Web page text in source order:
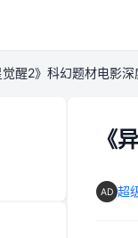
觉醒2》科幻题材电影
《
超